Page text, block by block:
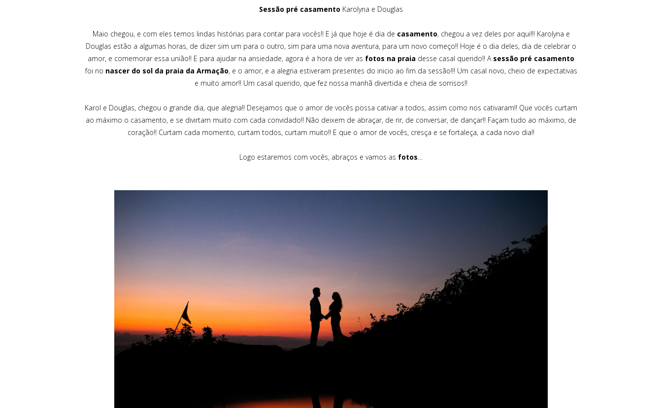
Sessão pré casamento Karolyna e Douglas
Maio chegou, e com eles temos lindas histórias para contar para vocês!! E já que hoje é dia de casamento, chegou a vez deles por aqui!!! Karolyna e
Douglas estão a algumas horas, de dizer sim um para o outro, sim para uma nova aventura, para um novo começo!! Hoje é o dia deles, dia de celebrar o
amor, e comemorar essa união!! E para ajudar na ansiedade, agora é a hora de ver as fotos na praia desse casal querido!! A sessão pré casamento
foi no nascer do sol da praia da Armação, e o amor, e a alegria estiveram presentes do inicio ao fim da sessão!!! Um casal novo, cheio de expectativas
e muito amor!! Um casal querido, que fez nossa manhã divertida e cheia de sorrisos!!
Karol e Douglas, chegou o grande dia, que alegria!! Desejamos que o amor de vocês possa cativar a todos, assim como nos cativaram!! Que vocês curtam
ao máximo o casamento, e se divirtam muito com cada convidado!! Não deixem de abraçar, de rir, de conversar, de dançar!! Façam tudo ao máximo, de
coração!! Curtam cada momento, curtam todos, curtam muito!! E que o amor de vocês, cresça e se fortaleça, a cada novo dia!!
Logo estaremos com vocês, abraços e vamos as fotos…